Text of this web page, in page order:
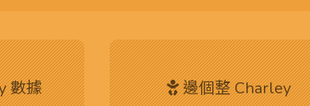
數據 邊個整 Charley